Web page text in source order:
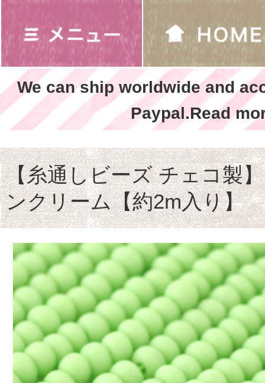
We can ship worldwide and
Paypal.Read
【糸通しビーズ チェコ製
ンクリーム【約2m入り】